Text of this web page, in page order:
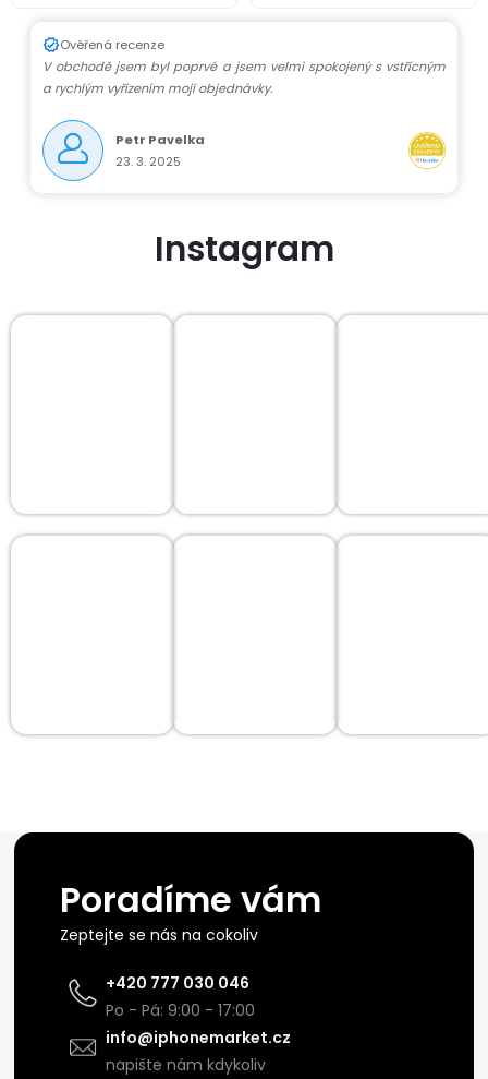
Ověřená recenze
V obchodě jsem byl poprvé a jsem velmi spokojený s vstřícným
a rychlým vyřízením mojí objednávky.
Petr Pavelka
23. 3. 2025
Instagram
Poradíme vám
Zeptejte se nás na cokoliv
+420 777 030 046
Po - Pá: 9:00 - 17:00
info@iphonemarket.cz
napište nám kdykoliv